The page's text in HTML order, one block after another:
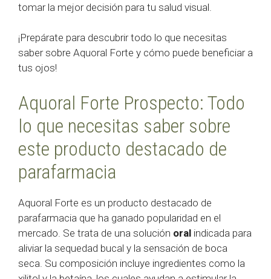
tomar la mejor decisión para tu salud visual.
¡Prepárate para descubrir todo lo que necesitas
saber sobre Aquoral Forte y cómo puede beneficiar a
tus ojos!
Aquoral Forte Prospecto: Todo
lo que necesitas saber sobre
este producto destacado de
parafarmacia
Aquoral Forte es un producto destacado de
parafarmacia que ha ganado popularidad en el
mercado. Se trata de una solución oral indicada para
aliviar la sequedad bucal y la sensación de boca
seca. Su composición incluye ingredientes como la